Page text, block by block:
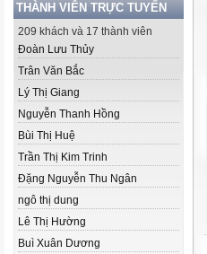
THÀNH VIÊN TRỰC TUYẾN
209 khách và 17 thành viên
Đoàn Lưu Thủy
Trân Văn Bắc
Lý Thị Giang
Nguyễn Thanh Hồng
Bùi Thị Huệ
Trần Thị Kim Trinh
Đặng Nguyễn Thu Ngân
ngô thị dung
Lê Thị Hường
Buì Xuân Dương